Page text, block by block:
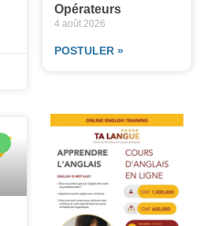
Opérateurs
4 août 2026
POSTULER »